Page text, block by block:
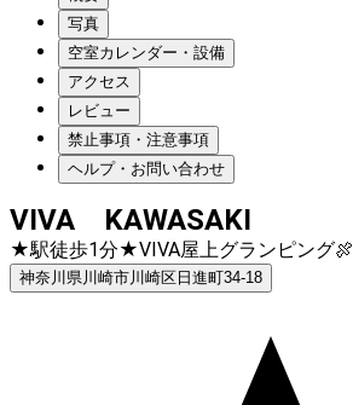
写真
空室カレンダー・設備
アクセス
レビュー
禁止事項・注意事項
ヘルプ・お問い合わせ
VIVA KAWASAKI
★駅徒歩1分★VIVA屋上グランピング🍖
神奈川県川崎市川崎区日進町34-18